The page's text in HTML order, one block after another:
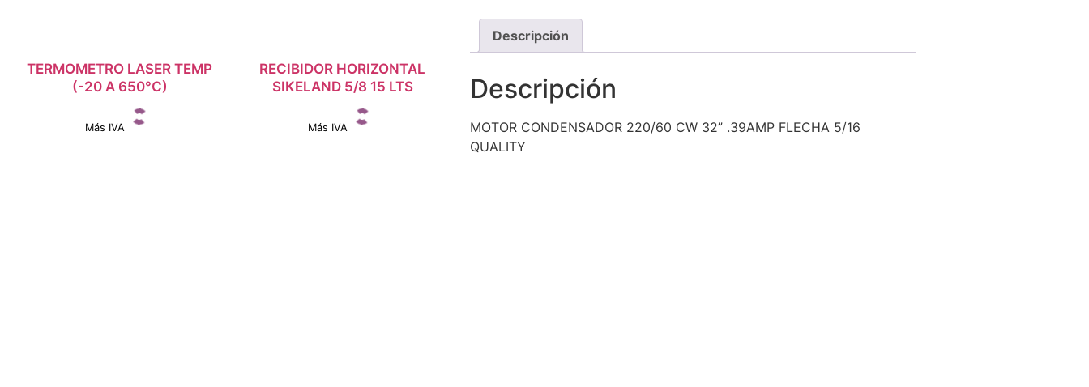
INICIAR SESIÓN
TERMOMETRO LASER TEMP
(-20 A 650°C)
Más IVA
INICIAR SESIÓN
RECIBIDOR HORIZONTAL
SIKELAND 5/8 15 LTS
Más IVA
Descripción
Descripción
MOTOR CONDENSADOR 220/60 CW 32” .39AMP FLECHA 5/16
QUALITY